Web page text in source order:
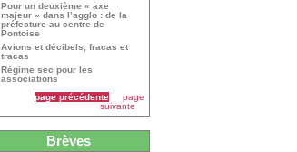
Pour un deuxième « axe
majeur » dans l’agglo : de la
préfecture au centre de
Pontoise
Avions et décibels, fracas et
tracas
Régime sec pour les
associations
page précédente
page
suivante
Brèves